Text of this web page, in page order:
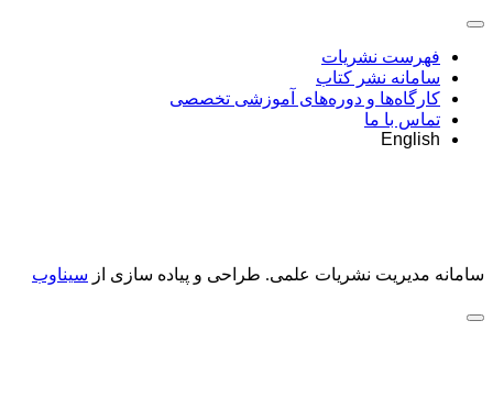
فهرست نشریات
سامانه نشر کتاب
کارگاه‌ها و دوره‌های آموزشی تخصصی
تماس با ما
English
سامانه مدیریت نشریات علمی. طراحی و پیاده سازی از سیناوب